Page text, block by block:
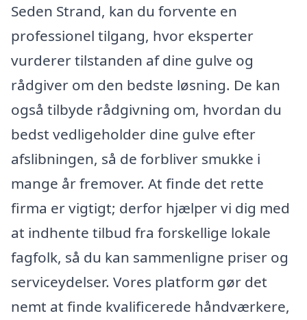
Seden Strand, kan du forvente en
professionel tilgang, hvor eksperter
vurderer tilstanden af dine gulve og
rådgiver om den bedste løsning. De kan
også tilbyde rådgivning om, hvordan du
bedst vedligeholder dine gulve efter
afslibningen, så de forbliver smukke i
mange år fremover. At finde det rette
firma er vigtigt; derfor hjælper vi dig med
at indhente tilbud fra forskellige lokale
fagfolk, så du kan sammenligne priser og
serviceydelser. Vores platform gør det
nemt at finde kvalificerede håndværkere,